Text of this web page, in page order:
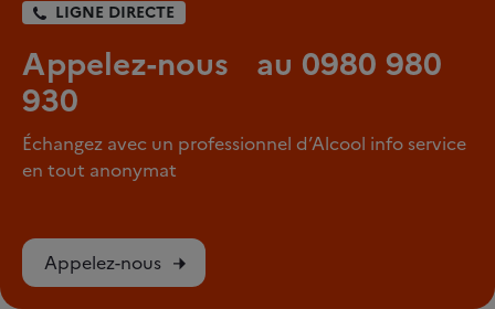
LIGNE DIRECTE
Appelez-nous au 0980 980
930
Échangez avec un professionnel d’Alcool info service
en tout anonymat
Appelez-nous